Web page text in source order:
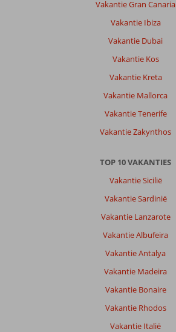
Vakantie Gran Canaria
Vakantie Ibiza
Vakantie Dubai
Vakantie Kos
Vakantie Kreta
Vakantie Mallorca
Vakantie Tenerife
Vakantie Zakynthos
TOP 10 VAKANTIES
Vakantie Sicilië
Vakantie Sardinië
Vakantie Lanzarote
Vakantie Albufeira
Vakantie Antalya
Vakantie Madeira
Vakantie Bonaire
Vakantie Rhodos
Vakantie Italië